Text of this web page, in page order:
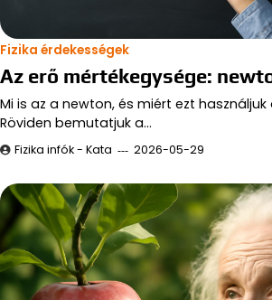
Fizika érdekességek
Az erő mértékegysége:
Mi is az a newton, és miért ezt használjuk
Röviden bemutatjuk a…
Fizika infók - Kata 2026-05-29